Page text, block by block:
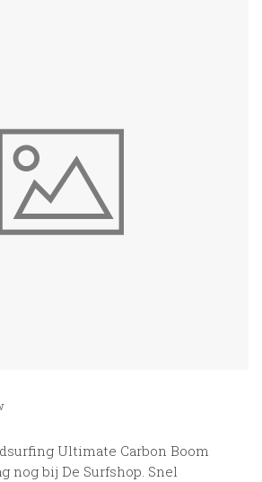
Ultimate Carbon Boom
nog bij De Surfshop. Snel